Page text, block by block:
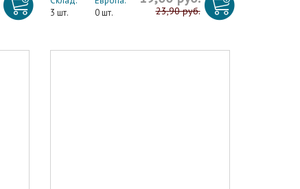
3 шт.
0 шт.
23,90 руб.